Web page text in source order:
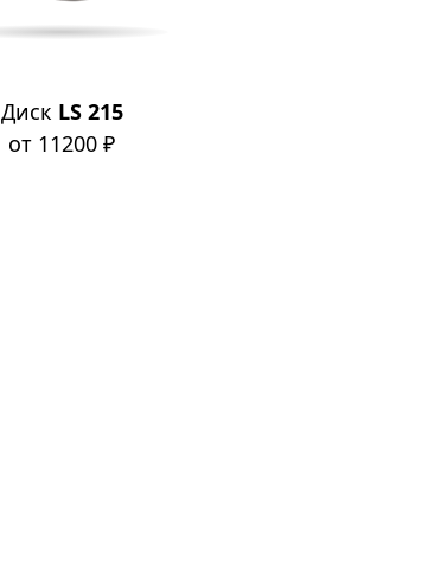
Диск LS 215
от 11200 ₽